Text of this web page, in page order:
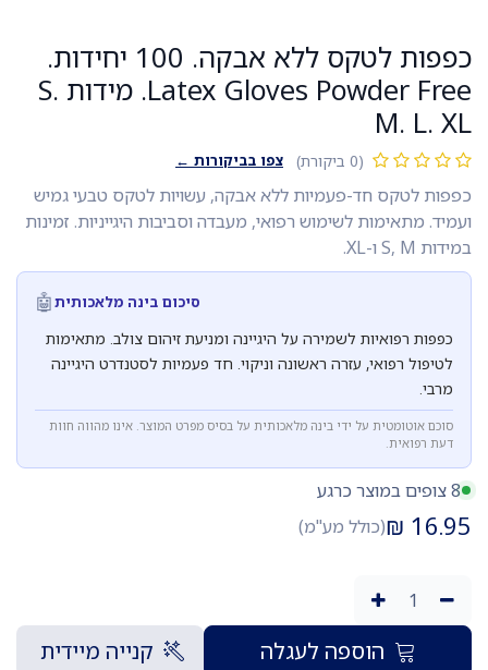
כפפות לטקס ללא אבקה. 100 יחידות.
Latex Gloves Powder Free. מידות S.
M. L. XL
(0 ביקורת) צפו בביקורות ←
כפפות לטקס חד-פעמיות ללא אבקה, עשויות לטקס טבעי גמיש
ועמיד. מתאימות לשימוש רפואי, מעבדה וסביבות היגייניות. זמינות
במידות S, M ו-XL.
סיכום בינה מלאכותית🤖
כפפות רפואיות לשמירה על היגיינה ומניעת זיהום צולב. מתאימות
לטיפול רפואי, עזרה ראשונה וניקוי. חד פעמיות לסטנדרט היגיינה
מרבי.
סוכם אוטומטית על ידי בינה מלאכותית על בסיס מפרט המוצר. אינו מהווה חוות
דעת רפואית.
8 צופים במוצר כרגע
16.95
₪(כולל מע"מ)
הוספה לעגלה קנייה מיידית